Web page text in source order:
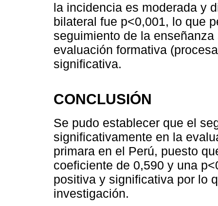
la incidencia es moderada y
bilateral fue p<0,001, lo que
seguimiento de la
evaluación formativa
significativa.
CONCLUSIÓN
Se pudo establecer que el
significativamente en la
primara en el Perú, puesto
coeficiente de 0,590 y una
positiva y significativa por lo
investigación.